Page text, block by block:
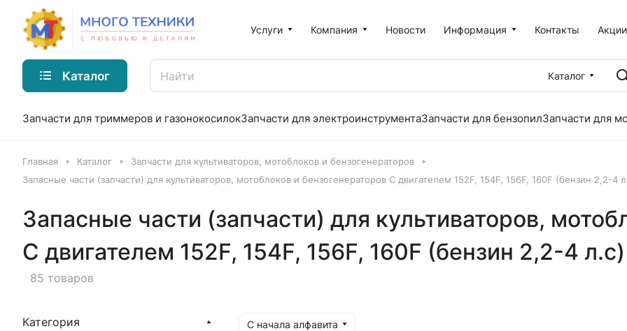
Услуги Компания Новости Информация Контакты Акции
Каталог
Каталог
Запчасти для триммеров и газонокосилокЗапчасти для электроинструментаЗапчасти для бензопилЗапчасти для
Главная Каталог
Запчасти для культиваторов, мотоблоков и бензогенераторов
Запасные части (запчасти) для культиваторов, мотоблоков и бензогенераторов С двигателем 152F, 154F, 156F, 160F (бензин 2,2-4
Запасные части (запчасти) для культиваторов,
С двигателем 152F, 154F, 156F, 160F (бензин 2,2-4 л.с)
85 товаров
С начала алфавита
Категория